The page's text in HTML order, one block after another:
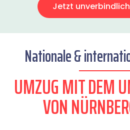
Jetzt
Nationale &
UMZUG MIT DEM
VON